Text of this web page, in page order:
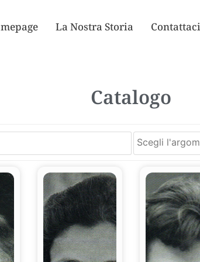
La Nostra Storia Contattaci
Catalogo